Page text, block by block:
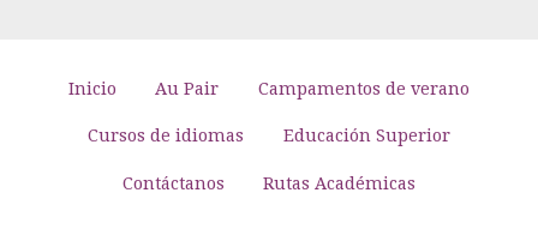
Inicio Au Pair Campamentos de verano
Cursos de idiomas Educación Superior
Contáctanos Rutas Académicas